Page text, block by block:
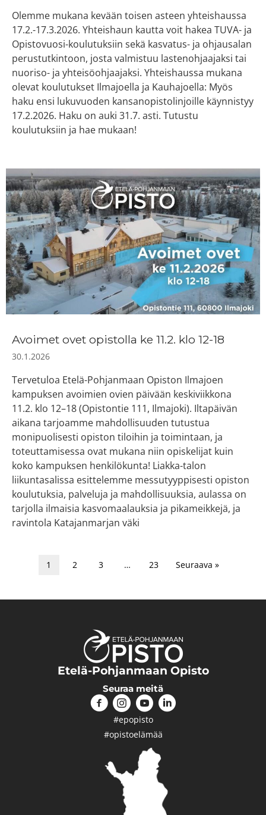
Olemme mukana kevään toisen asteen yhteishaussa
17.2.-17.3.2026. Yhteishaun kautta voit hakea TUVA- ja
Opistovuosi-koulutuksiin sekä kasvatus- ja ohjausalan
perustutkintoon, josta valmistuu lastenohjaajaksi tai
nuoriso- ja yhteisöohjaajaksi. Yhteishaussa mukana
olevat koulutukset Ilmajoella ja Kauhajoella: Myös
haku ensi lukuvuoden kansanopistolinjoille käynnistyy
17.2.2026. Haku on auki 31.7. asti. Tutustu
koulutuksiin ja hae mukaan!
Avoimet ovet opistolla ke 11.2. klo 12-18
30.1.2026
Tervetuloa Etelä-Pohjanmaan Opiston Ilmajoen
kampuksen avoimien ovien päivään keskiviikkona
11.2. klo 12–18 (Opistontie 111, Ilmajoki). Iltapäivän
aikana tarjoamme mahdollisuuden tutustua
monipuolisesti opiston tiloihin ja toimintaan, ja
toteuttamisessa ovat mukana niin opiskelijat kuin
koko kampuksen henkilökunta! Liakka-talon
liikuntasalissa esittelemme messutyyppisesti opiston
koulutuksia, palveluja ja mahdollisuuksia, aulassa on
tarjolla ilmaisia kasvomaalauksia ja pikameikkejä, ja
ravintola Katajanmarjan väki
1 2 3 … 23 Seuraava »
Etelä-Pohjanmaan Opisto
Seuraa meitä
#epopisto
#opistoelämää